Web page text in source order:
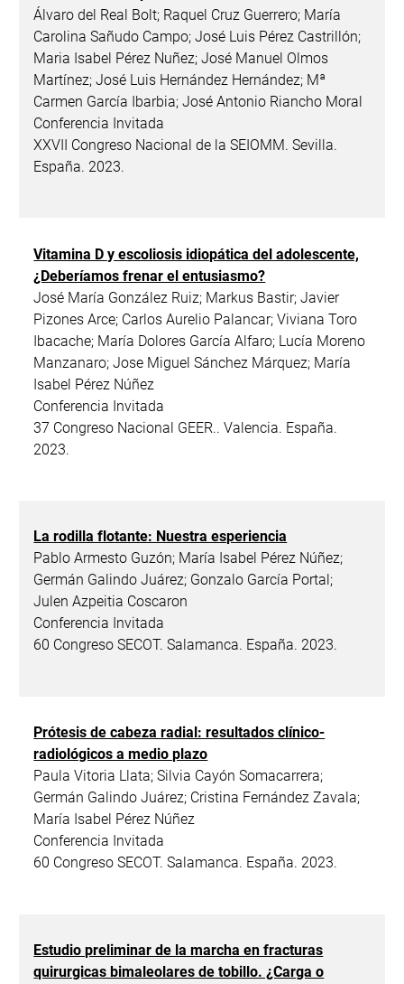
Álvaro del Real Bolt; Raquel Cruz Guerrero; María
Carolina Sañudo Campo; José Luis Pérez Castrillón;
Maria Isabel Pérez Nuñez; José Manuel Olmos
Martínez; José Luis Hernández Hernández; Mª
Carmen García Ibarbia; José Antonio Riancho Moral
Conferencia Invitada
XXVII Congreso Nacional de la SEIOMM. Sevilla.
España. 2023.
Vitamina D y escoliosis idiopática del adolescente,
¿Deberíamos frenar el entusiasmo?
José María González Ruiz; Markus Bastir; Javier
Pizones Arce; Carlos Aurelio Palancar; Viviana Toro
Ibacache; María Dolores García Alfaro; Lucía Moreno
Manzanaro; Jose Miguel Sánchez Márquez; María
Isabel Pérez Núñez
Conferencia Invitada
37 Congreso Nacional GEER.. Valencia. España.
2023.
La rodilla flotante: Nuestra esperiencia
Pablo Armesto Guzón; María Isabel Pérez Núñez;
Germán Galindo Juárez; Gonzalo García Portal;
Julen Azpeitia Coscaron
Conferencia Invitada
60 Congreso SECOT. Salamanca. España. 2023.
Prótesis de cabeza radial: resultados clínico-
radiológicos a medio plazo
Paula Vitoria Llata; Silvia Cayón Somacarrera;
Germán Galindo Juárez; Cristina Fernández Zavala;
María Isabel Pérez Núñez
Conferencia Invitada
60 Congreso SECOT. Salamanca. España. 2023.
Estudio preliminar de la marcha en fracturas
quirurgicas bimaleolares de tobillo. ¿Carga o